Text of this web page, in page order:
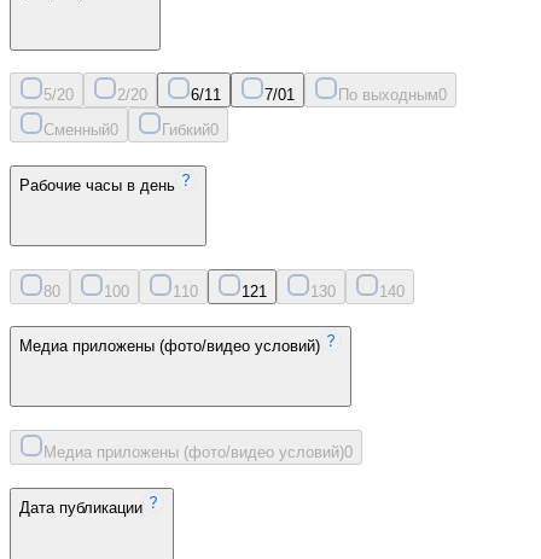
5/20 2/20 6/11 7/01 По выходным0
Сменный0 Гибкий0
Рабочие часы в день
80 100 11 0 121 130 140
Медиа приложены (фото/видео условий)
Медиа приложены (фото/видео условий)0
Дата публикации